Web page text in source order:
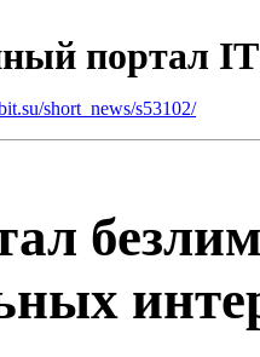
портал
short_news/s53102/